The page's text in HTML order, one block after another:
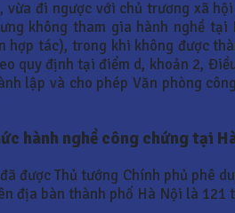
đi ngược với chủ trương xã
không tham gia hành nghề
tác), trong khi không được
quy định tại điểm d, khoản 2,
lập và cho phép Văn phòng
hành nghề công chứng tại
được Thủ tướng Chính phủ phê
địa bàn thành phố Hà Nội là 121